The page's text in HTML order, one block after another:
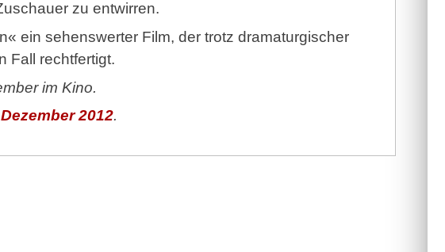
zu entwirren.
ein sehenswerter Film, der trotz dramaturgischer
Fall rechtfertigt.
im Kino.
Dezember 2012.